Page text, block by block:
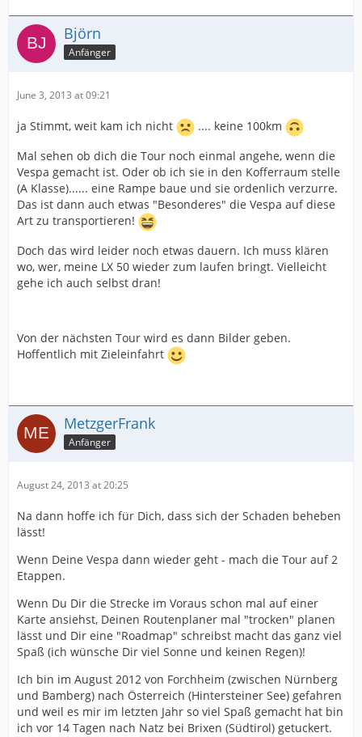
Björn
Anfänger
June 3, 2013 at 09:21
ja Stimmt, weit kam ich nicht
.... keine 100km
Mal sehen ob dich die Tour noch einmal angehe, wenn die
Vespa gemacht ist. Oder ob ich sie in den Kofferraum stelle
(A Klasse)...... eine Rampe baue und sie ordenlich verzurre.
Das ist dann auch etwas "Besonderes" die Vespa auf diese
Art zu transportieren!
Doch das wird leider noch etwas dauern. Ich muss klären
wo, wer, meine LX 50 wieder zum laufen bringt. Vielleicht
gehe ich auch selbst dran!
Von der nächsten Tour wird es dann Bilder geben.
Hoffentlich mit Zieleinfahrt
MetzgerFrank
Anfänger
August 24, 2013 at 20:25
Na dann hoffe ich für Dich, dass sich der Schaden beheben
lässt!
Wenn Deine Vespa dann wieder geht - mach die Tour auf 2
Etappen.
Wenn Du Dir die Strecke im Voraus schon mal auf einer
Karte ansiehst, Deinen Routenplaner mal "trocken" planen
lässt und Dir eine "Roadmap" schreibst macht das ganz viel
Spaß (ich wünsche Dir viel Sonne und keinen Regen)!
Ich bin im August 2012 von Forchheim (zwischen Nürnberg
und Bamberg) nach Österreich (Hintersteiner See) gefahren
und weil es mir im letzten Jahr so viel Spaß gemacht hat bin
ich vor 14 Tagen nach Natz bei Brixen (Südtirol) getuckert.